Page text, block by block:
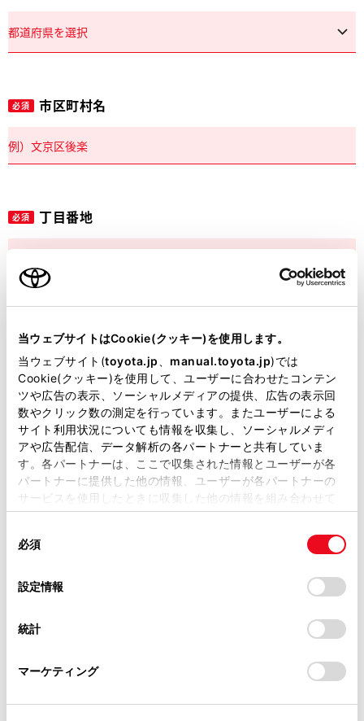
当ウェブサイトはCookie(クッキー)を使用します。
当ウェブサイト(toyota.jp manual.toyota.jp)では
Cookie(クッキー)を使用して、ユーザーに合わせたコンテン
ツや広告の表示、ソーシャルメディアの提供、広告の表示回
数やクリック数の測定を行っています。またユーザーによる
サイト利用状況についても情報を収集し、ソーシャルメディ
アや広告配信、データ解析の各パートナーと共有していま
す。各パートナーは、ここで収集された情報とユーザーが各
パートナーに提供した他の情報、ユーザーが各パートナーの
サービスを使用したときに収集した他の情報を組み合わせて
使用することがあります。当ウェブサイトの使用を続行する
デバイスにすべてのCookie(クッキー)が保存されることに同
意したことになります。Cookie(クッキー)のオプトアウト、
設定の変更、同意を撤回したりするにあたっては、当社の
「Cookie（クッキー）情報の取り扱いについて
」をご覧くだ
必須
設定情報
統計
マーケティング
必須 市区町村名
必須 丁目番地
建物名
必須 ご希望の連絡方法
Eメール
メールアドレス